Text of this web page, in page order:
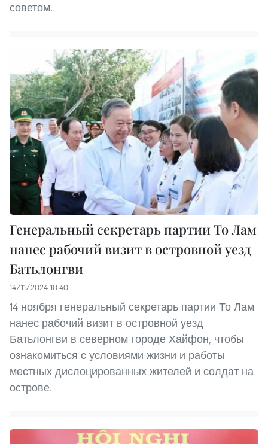
советом.
Генеральный секретарь партии То Лам
нанес рабочий визит в островной уезд
Батьлонгви
14/11/2024 10:40
14 ноября генеральный секретарь партии То Лам
нанес рабочий визит в островной уезд
Батьлонгви в северном городе Хайфон, чтобы
ознакомиться с условиями жизни и работы
местных дислоцированных жителей и солдат на
острове.